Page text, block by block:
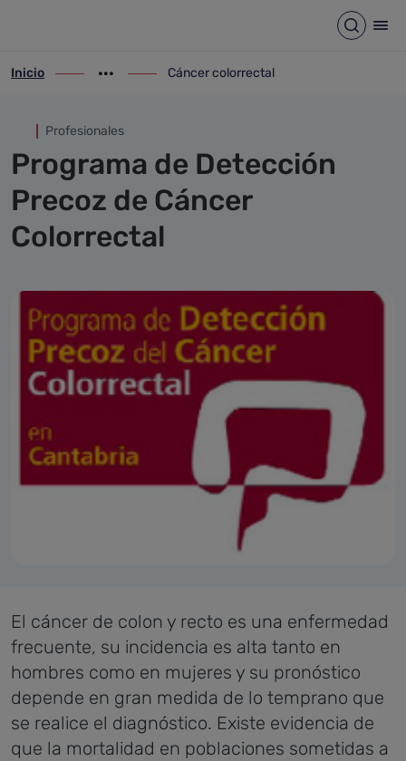
Abrir
ir-a inicio
Inicio
Mostrar opciones del camino de migas
ir-a Cáncer colorrectal
Cáncer colorrectal
Profesionales
Programa de Detección
Precoz de Cáncer
Colorrectal
El cáncer de colon y recto es una enfermedad
frecuente, su incidencia es alta tanto en
hombres como en mujeres y su pronóstico
depende en gran medida de lo temprano que
se realice el diagnóstico. Existe evidencia de
que la mortalidad en poblaciones sometidas a